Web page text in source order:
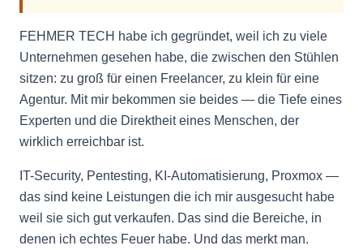
FEHMER TECH habe ich gegründet, weil ich zu viele
Unternehmen gesehen habe, die zwischen den Stühlen
sitzen: zu groß für einen Freelancer, zu klein für eine
Agentur. Mit mir bekommen sie beides — die Tiefe eines
Experten und die Direktheit eines Menschen, der
wirklich erreichbar ist.
IT-Security, Pentesting, KI-Automatisierung, Proxmox —
das sind keine Leistungen die ich mir ausgesucht habe
weil sie sich gut verkaufen. Das sind die Bereiche, in
denen ich echtes Feuer habe. Und das merkt man.